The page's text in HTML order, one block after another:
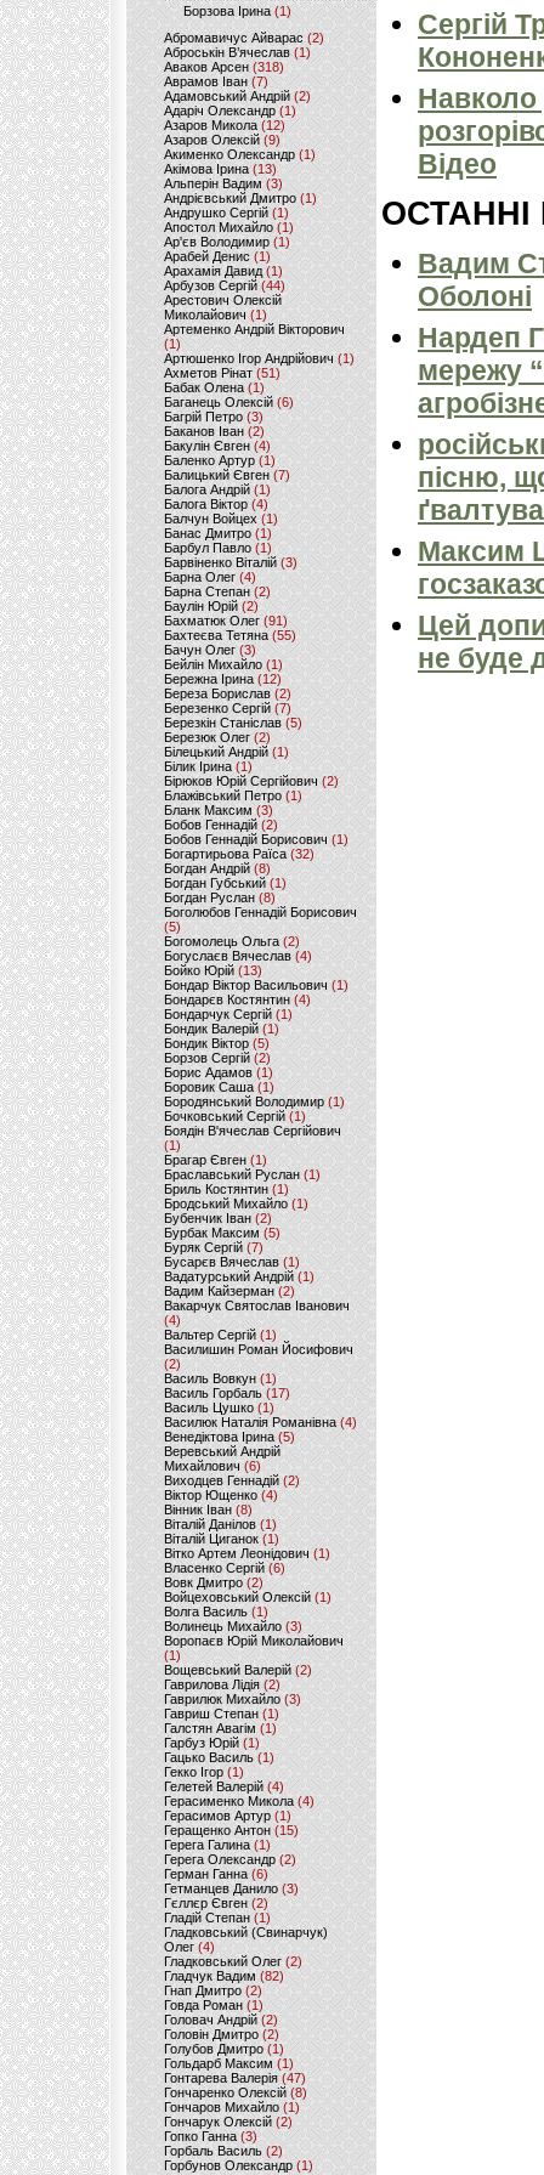
Борзова Ірина(1)
Абромавичус Айварас (2)
Аброськін В’ячеслав(1)
Аваков Арсен (318)
Аврамов Іван (7)
Адамовський Андрій(2)
Адаріч Олександр (1)
Азаров Микола (12)
Азаров Олексій (9)
Акименко Олександр(1)
Акімова Ірина(13)
Альперін Вадим (3)
Андрієвський Дмитро(1)
Андрушко Сергій(1)
Апостол Михайло(1)
Ар'єв Володимир (1)
Арабей Денис(1)
Арахамія Давид (1)
Арбузов Сергій (44)
Арестович Олексій
Миколайович(1)
Артеменко Андрій Вікторович
(1)
Артюшенко Ігор Андрійович(1)
Ахметов Рінат(51)
Бабак Олена(1)
Баганець Олексій(6)
Багрій Петро (3)
Баканов Іван(2)
Бакулін Євген (4)
Баленко Артур(1)
Балицький Євген(7)
Балога Андрій (1)
Балога Віктор (4)
Балчун Войцех (1)
Банас Дмитро (1)
Барбул Павло(1)
Барвіненко Віталій(3)
Барна Олег (4)
Барна Степан (2)
Баулін Юрій (2)
Бахматюк Олег (91)
Бахтеєва Тетяна(55)
Бачун Олег (3)
Бейлін Михайло (1)
Бережна Ірина(12)
Береза Борислав(2)
Березенко Сергій (7)
Березкін Станіслав (5)
Березюк Олег(2)
Білецький Андрій (1)
Білик Ірина (1)
Бірюков Юрій Сергійович (2)
Блажівський Петро (1)
Бланк Максим(3)
Бобов Геннадій (2)
Бобов Геннадій Борисович (1)
Богартирьова Раїса (32)
Богдан Андрій(8)
Богдан Губський (1)
Богдан Руслан(8)
Боголюбов Геннадій Борисович
(5)
Богомолець Ольга (2)
Богуслаєв Вячеслав (4)
Бойко Юрій (13)
Бондар Віктор Васильович (1)
Бондарєв Костянтин (4)
Бондарчук Сергій(1)
Бондик Валерій (1)
Бондик Віктор(5)
Борзов Сергiй (2)
Борис Адамов(1)
Боровик Саша (1)
Бородянський Володимир (1)
Бочковський Сергій (1)
Боядін В'ячеслав Сергійович
(1)
Брагар Євген (1)
Браславський Руслан (1)
Бриль Костянтин (1)
Бродський Михайло (1)
Бубенчик Іван(2)
Бурбак Максим (5)
Буряк Сергій (7)
Бусарєв Вячеслав (1)
Вадатурський Андрій (1)
Вадим Кайзерман (2)
Вакарчук Святослав Іванович
(4)
Вальтер Сергій (1)
Василишин Роман Йосифович
(2)
Василь Вовкун (1)
Василь Горбаль (17)
Василь Цушко (1)
Василюк Наталія Романівна (4)
Венедіктова Ірина(5)
Веревський Андрій
Михайлович (6)
Виходцев Геннадій (2)
Віктор Ющенко (4)
Вінник Іван (8)
Віталій Данілов (1)
Віталій Циганок (1)
Вітко Артем Леонідович(1)
Власенко Сергій (6)
Вовк Дмитро(2)
Войцеховський Олексій(1)
Волга Василь (1)
Волинець Михайло (3)
Воропаєв Юрій Миколайович
(1)
Вощевський Валерій(2)
Гаврилова Лідія (2)
Гаврилюк Михайло (3)
Гавриш Степан (1)
Галстян Авагім (1)
Гарбуз Юрій (1)
Гацько Василь (1)
Гекко Ігор(1)
Гелетей Валерій (4)
Герасименко Микола (4)
Герасимов Артур (1)
Геращенко Антон(15)
Герега Галина (1)
Герега Олександр (2)
Герман Ганна (6)
Гетманцев Данило (3)
Гєллєр Євген (2)
Гладій Степан(1)
Гладковський (Свинарчук)
Олег (4)
Гладковський Олег (2)
Гладчук Вадим (82)
Гнап Дмитро (2)
Говда Роман(1)
Головач Андрій (2)
Головін Дмитро (2)
Голубов Дмитро (1)
Гольдарб Максим(1)
Гонтарева Валерія (47)
Гончаренко Олексій(8)
Гончаров Михайло (1)
Гончарук Олексій (2)
Гопко Ганна (3)
Горбаль Василь (2)
Горбунов Олександр (1)
Сергій
Навколо
Відео
ОСТАННІ
Вадим
Оболоні
Нардеп
мережу
пісню,
Максим
Цей
не буде